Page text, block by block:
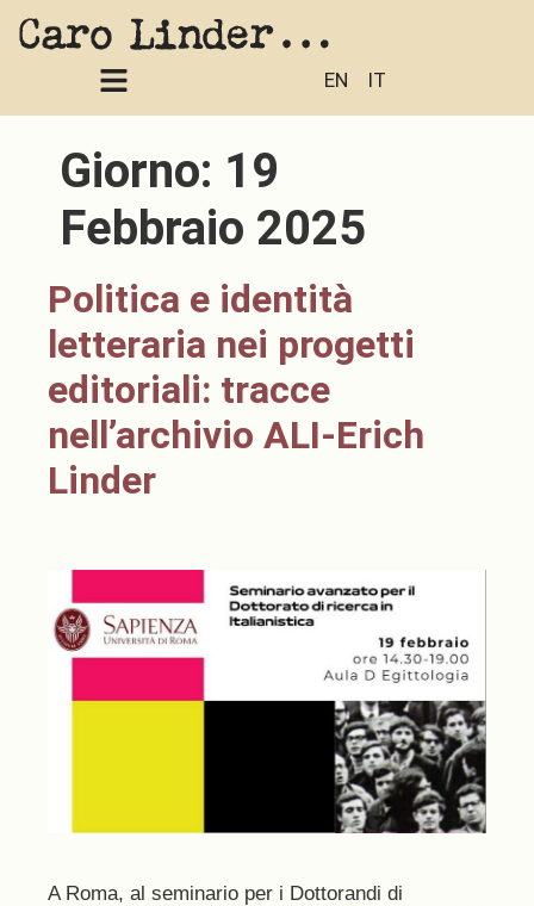
EN IT
Giorno: 19
Febbraio 2025
Politica e identità
letteraria nei progetti
editoriali: tracce
nell’archivio ALI-Erich
Linder
A Roma, al seminario per i Dottorandi di